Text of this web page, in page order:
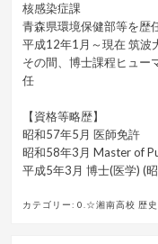
核感染症課
青森県環境保健部等を歴
平成12年1月～現在 筑波
その間、博士課程ヒュー
任
【資格等略歴】
昭和57年5月 医師免許
昭和58年3月 Master of
平成5年3月 博士(医学) (
カテゴリー:0.☆湘南高校 歴